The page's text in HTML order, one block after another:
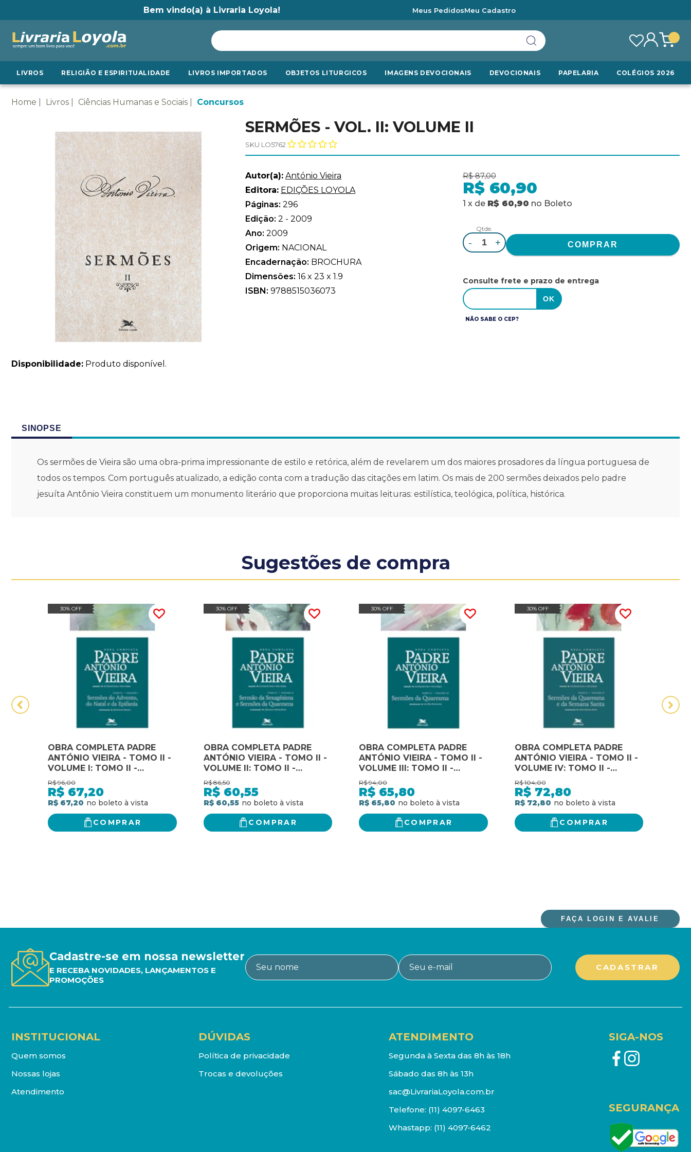
Bem vindo(a) à Livraria Loyola! Meus PedidosMeu Cadastro
LIVROS RELIGIÃO E ESPIRITUALIDADE LIVROS IMPORTADOS OBJETOS LITURGICOS IMAGENS DEVOCIONAIS DEVOCIONAIS PAPELARIA COLÉGIOS 2026
Home Livros Ciências Humanas e Sociais Concursos
Disponibilidade: Produto disponível.
SERMÕES - VOL. II: VOLUME II
SKU LO5762
Autor(a): António Vieira
Editora: EDIÇÕES LOYOLA
Páginas: 296
Edição: 2 - 2009
Ano: 2009
Origem: NACIONAL
Encadernação: BROCHURA
Dimensões: 16 x 23 x 1.9
ISBN: 9788515036073
R$ 87,00
R$ 60,90
1 x de R$ 60,90 no Boleto
Qtde.
- +
Consulte frete e prazo de entrega
NÃO SABE O CEP?
SINOPSE
Os sermões de Vieira são uma obra-prima impressionante de estilo e retórica, além de revelarem um dos maiores prosadores da língua portuguesa de
todos os tempos. Com português atualizado, a edição conta com a tradução das citações em latim. Os mais de 200 sermões deixados pelo padre
jesuíta Antônio Vieira constituem um monumento literário que proporciona muitas leituras: estilística, teológica, política, histórica.
Sugestões de compra
30% OFF
OBRA COMPLETA PADRE
ANTÓNIO VIEIRA - TOMO II -
VOLUME I: TOMO II -
VOLUME I: SERMÕES DO
ADVENTO, DO NATAL E DA
EPIFANIA
R$ 96,00
R$ 67,20
R$ 67,20
COMPRAR
30% OFF
OBRA COMPLETA PADRE
ANTÓNIO VIEIRA - TOMO II -
VOLUME II: TOMO II -
VOLUME II: SERMÃO DA
SEXAGÉSIMA E SERMÕES DA
QUARESMA
R$ 86,50
R$ 60,55
R$ 60,55
COMPRAR
30% OFF
OBRA COMPLETA PADRE
ANTÓNIO VIEIRA - TOMO II -
VOLUME III: TOMO II -
VOLUME III: SERMÕES DA
QUARESMA
R$ 94,00
R$ 65,80
R$ 65,80
COMPRAR
30% OFF
OBRA COMPLETA PADRE
ANTÓNIO VIEIRA - TOMO II -
VOLUME IV: TOMO II -
VOLUME IV: SERMÕES DA
QUARESMA E DA SEMANA
SANTA
R$ 104,00
R$ 72,80
R$ 72,80
COMPRAR
FAÇA LOGIN E AVALIE
Cadastre-se em nossa newsletter
E RECEBA NOVIDADES, LANÇAMENTOS E
PROMOÇÕES
INSTITUCIONAL
Quem somos
Nossas lojas
Atendimento
DÚVIDAS
Política de privacidade
Trocas e devoluções
ATENDIMENTO
Segunda à Sexta das 8h às 18h
Sábado das 8h às 13h
sac@LivrariaLoyola.com.br
Telefone: (11) 4097-6463
Whastapp: (11) 4097-6462
SIGA-NOS
SEGURANÇA